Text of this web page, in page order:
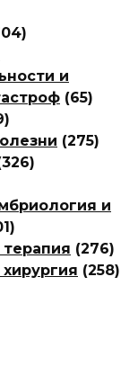
и
(65)
(275)
и
терапия (276)
(258)